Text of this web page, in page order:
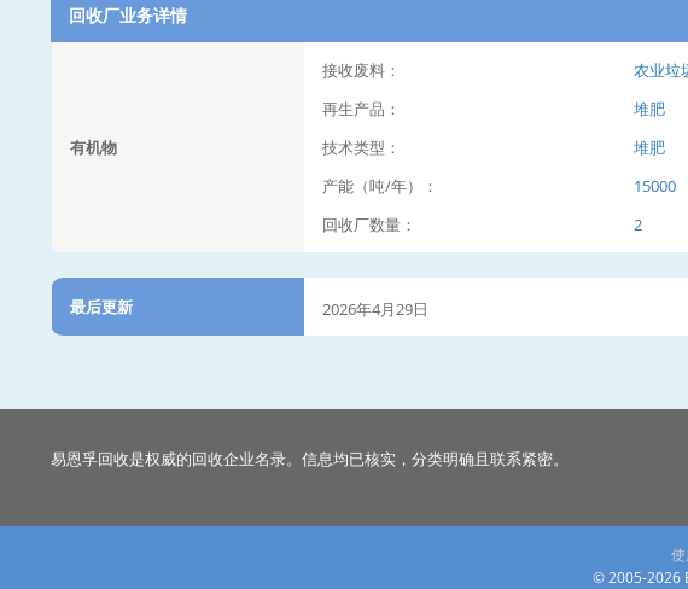
回收厂业务详情
有机物
接收废料：
农业垃
再生产品：
堆肥
技术类型：
堆肥
产能（吨/年）：
15000
回收厂数量：
2
最后更新 2026年4月29日
易恩孚回收是权威的回收企业名录。信息均已核实，分类明确且联系紧密。
© 2005-2026